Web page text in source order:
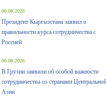
06.08.2026
Президент Кыргызстана заявил о
правильности курса сотрудничества с
Россией
06.08.2026
В Грузии заявили об особой важности
сотрудничества со странами Центральной
Азии